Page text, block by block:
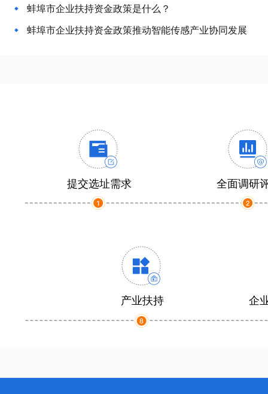
蚌埠市企业扶持资金政策是什么？
蚌埠市企业扶持资金政策推动智能传感产业协同发展
提交选址需求 全面调研
产业扶持 企